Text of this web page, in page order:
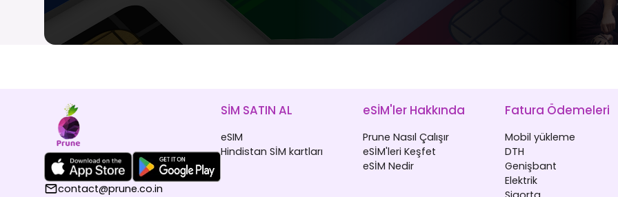
contact@prune.co.in
SİM SATIN AL
eSIM
Hindistan SİM kartları
eSİM'ler Hakkında
Prune Nasıl Çalışır
eSİM'leri Keşfet
eSİM Nedir
Fatura Ödemeleri
Mobil yükleme
DTH
Genişbant
Elektrik